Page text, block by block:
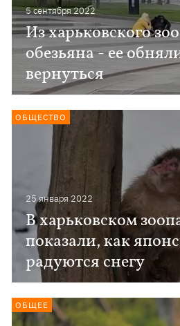
5 сентября 2022
Из харьковского
обезьяна - ее
вернуться
25 января 2022
В харьковском
показали, как
радуются снегу
ОБЩЕСТВО
ОБЩЕЕ